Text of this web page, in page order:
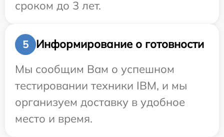
сроком до 3 лет.
5
Информирование о готовности
Мы сообщим Вам о успешном
тестировании техники IBM, и мы
организуем доставку в удобное
место и время.